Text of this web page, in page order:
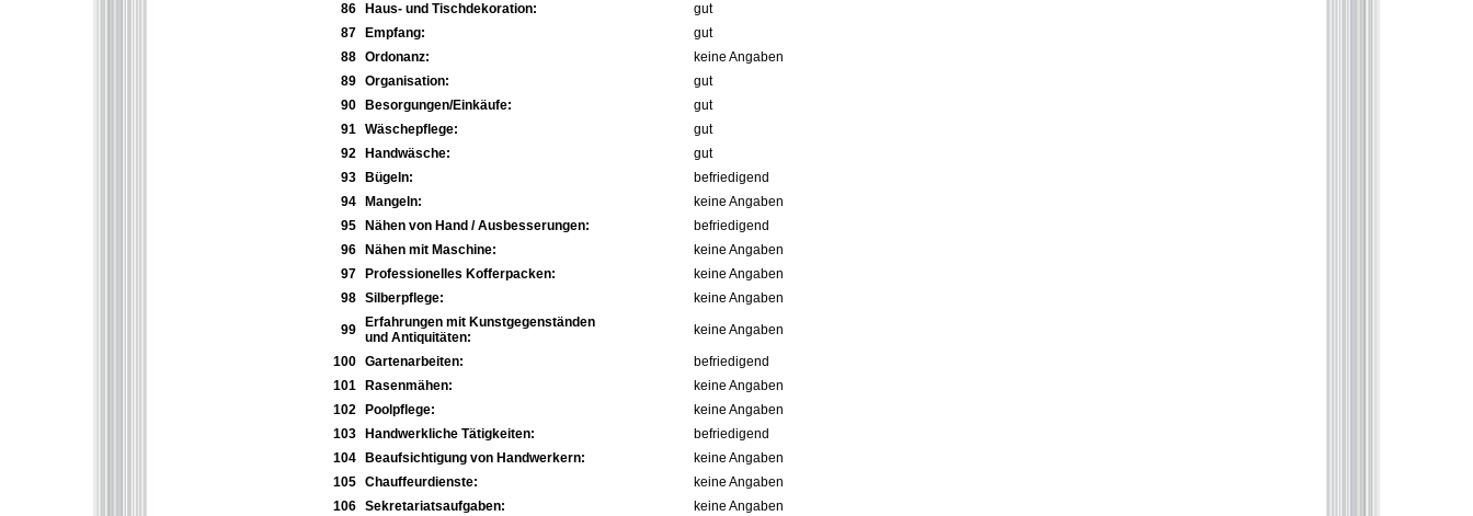
86
Haus- und Tischdekoration:
gut
87
Empfang:
gut
88 Ordonanz:
keine Angaben
89 Organisation:
gut
90
Besorgungen/Einkäufe:
gut
91 Wäschepflege:
gut
92
Handwäsche:
gut
93
Bügeln:
befriedigend
94
Mangeln:
keine Angaben
95
Nähen von Hand / Ausbesserungen:
befriedigend
96
Nähen mit Maschine:
keine Angaben
97
Professionelles Kofferpacken:
keine Angaben
98 Silberpflege: keine Angaben
99
Erfahrungen mit Kunstgegenständen
und Antiquitäten:
keine Angaben
100 Gartenarbeiten:
befriedigend
101
Rasenmähen:
keine Angaben
102
Poolpflege:
keine Angaben
103
Handwerkliche Tätigkeiten:
befriedigend
104
Beaufsichtigung von Handwerkern:
keine Angaben
105 Chauffeurdienste:
keine Angaben
106 Sekretariatsaufgaben: keine Angaben